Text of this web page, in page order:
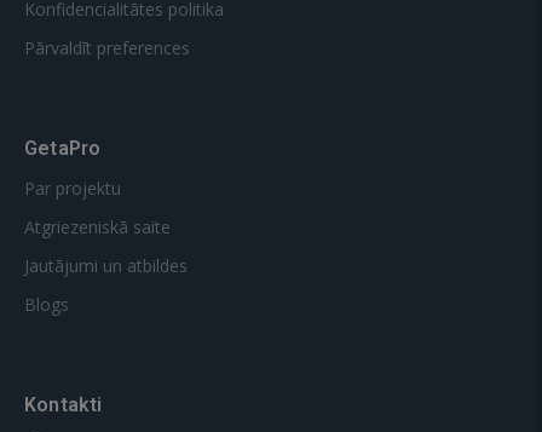
Konfidencialitātes politika
Pārvaldīt preferences
GetaPro
Par projektu
Atgriezeniskā saite
Jautājumi un atbildes
Blogs
Kontakti